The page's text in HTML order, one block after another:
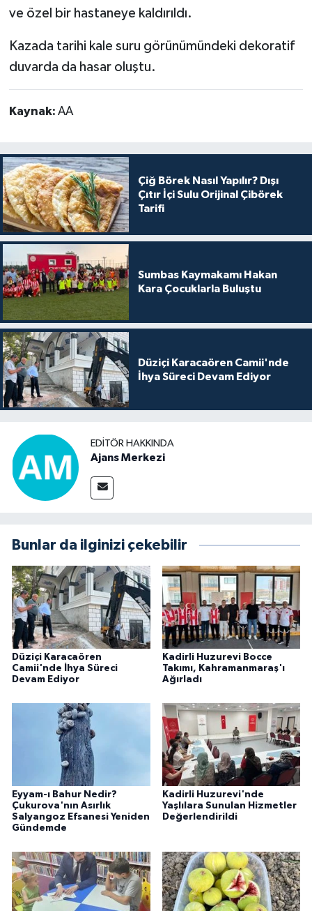
ve özel bir hastaneye kaldırıldı.
Kazada tarihi kale suru görünümündeki dekoratif
duvarda da hasar oluştu.
Kaynak: AA
Çiğ Börek Nasıl Yapılır? Dışı
Çıtır İçi Sulu Orijinal Çibörek
Tarifi
Sumbas Kaymakamı Hakan
Kara Çocuklarla Buluştu
Düziçi Karacaören Camii'nde
İhya Süreci Devam Ediyor
EDITÖR HAKKINDA
Ajans Merkezi
Bunlar da ilginizi çekebilir
Düziçi Karacaören
Camii'nde İhya Süreci
Devam Ediyor
Kadirli Huzurevi Bocce
Takımı, Kahramanmaraş'ı
Ağırladı
Eyyam-ı Bahur Nedir?
Çukurova'nın Asırlık
Salyangoz Efsanesi Yeniden
Gündemde
Kadirli Huzurevi'nde
Yaşlılara Sunulan Hizmetler
Değerlendirildi